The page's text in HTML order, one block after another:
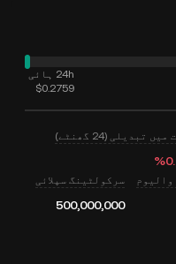
24h ہائی
$0.2759
تبدیلی (24 گھنٹے)
سرکولٹینگ سپلائی
500,000,000